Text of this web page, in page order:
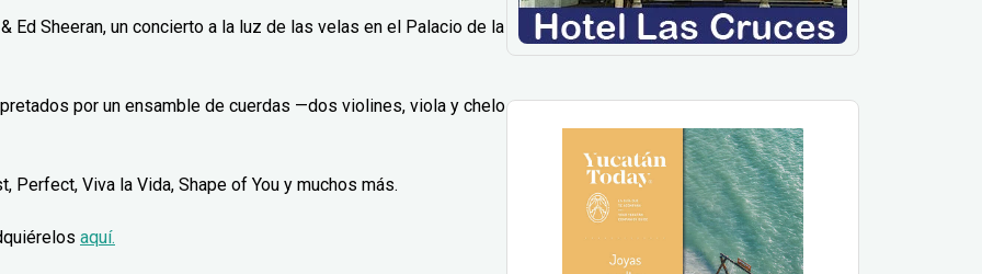
Ed Sheeran, un concierto a la luz de las velas en el Palacio de la
por un ensamble de cuerdas —dos violines, viola y chelo
Perfect, Viva la Vida, Shape of You y muchos más.
aquí.